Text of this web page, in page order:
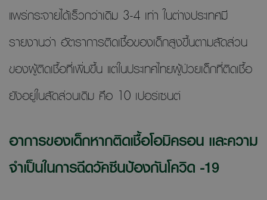
แพร่กระจายได้เร็วกว่าเดิม 3-4 เท่า ในต่างประเทศมี
รายงานว่า อัตราการติดเชื้อของเด็กสูงขึ้นตามสัดส่วน
ของผู้ติดเชื้อที่เพิ่มขึ้น แต่ในประเทศไทยผู้ป่วยเด็กที่ติดเชื้อ
ยังอยู่ในสัดส่วนเดิม คือ 10 เปอร์เซนต์
อาการของเด็กหากติดเชื้อโอมิครอน และความ
จำเป็นในการฉีดวัคซีนป้องกันโควิด -19